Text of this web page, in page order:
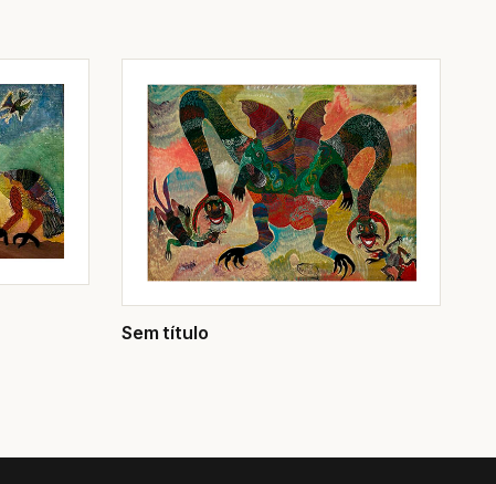
Sem título